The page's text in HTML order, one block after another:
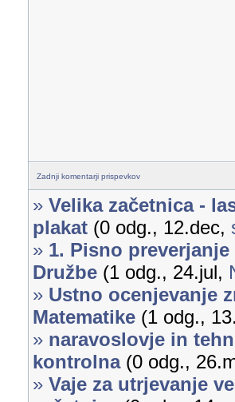
Zadnji komentarji prispevkov
» Velika začetnica -
plakat (0 odg., 12.dec,
» 1. Pisno preverjanje
Družbe (1 odg., 24.jul,
» Ustno ocenjevanje
Matematike (1 odg.,
» naravoslovje in
kontrolna(0 odg.,
» Vaje za utrjevanje